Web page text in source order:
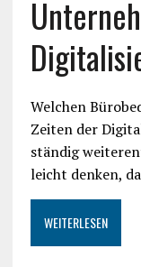
Welchen
Zeiten der
ständig
leicht denken,
WEITERLESEN